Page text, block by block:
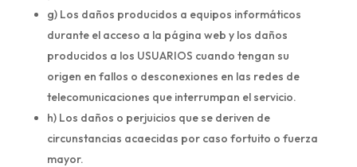
g) Los daños producidos a equipos informáticos
durante el acceso a la página web y los daños
producidos a los USUARIOS cuando tengan su
origen en fallos o desconexiones en las redes de
telecomunicaciones que interrumpan el servicio.
h) Los daños o perjuicios que se deriven de
circunstancias acaecidas por caso fortuito o fuerza
mayor.